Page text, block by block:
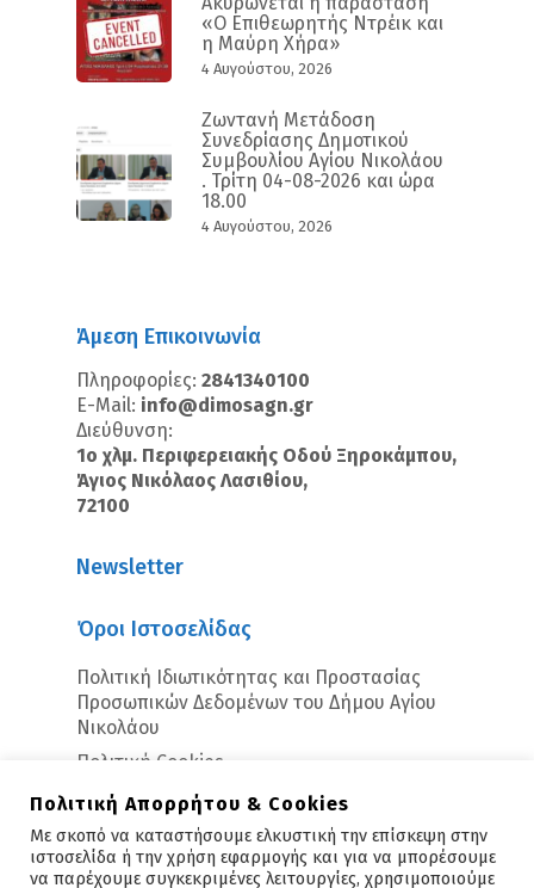
«Ο Επιθεωρητής Ντρέικ και
η Μαύρη Χήρα»
4 Αυγούστου, 2026
Ζωντανή Μετάδοση
Συνεδρίασης Δημοτικού
Συμβουλίου Αγίου Νικολάου
. Τρίτη 04-08-2026 και ώρα
18.00
4 Αυγούστου, 2026
Άμεση Επικοινωνία
Πληροφορίες: 2841340100
E-Mail: info@dimosagn.gr
Διεύθυνση:
1ο χλμ. Περιφερειακής Οδού Ξηροκάμπου,
Άγιος Νικόλαος Λασιθίου,
72100
Newsletter
Όροι Ιστοσελίδας
Πολιτική Ιδιωτικότητας και Προστασίας
Προσωπικών Δεδομένων του Δήμου Αγίου
Νικολάου
Πολιτική Cookies
Πολιτική Απορρήτου & Cookies
Με σκοπό να καταστήσουμε ελκυστική την επίσκεψη στην
ιστοσελίδα ή την χρήση εφαρμογής και για να μπορέσουμε
να παρέχουμε συγκεκριμένες λειτουργίες, χρησιμοποιούμε